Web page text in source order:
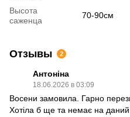
Высота
саженца
70-90см
Отзывы 2
Антоніна
18.06.2026 в 03:09
Восени замовила. Гарно
Хотіла б ще та немає на